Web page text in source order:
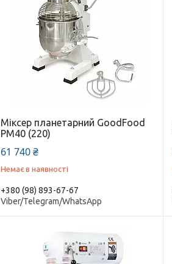
Міксер планетарний GoodFood
PM40 (220)
61 740 ₴
Немає в наявності
+380 (98) 893-67-67
Viber/Telegram/WhatsApp